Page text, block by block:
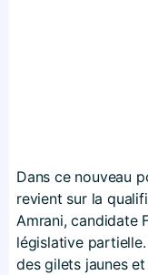
Dans ce nouveau
revient sur la
Amrani, candidate
législative
des gilets jaunes